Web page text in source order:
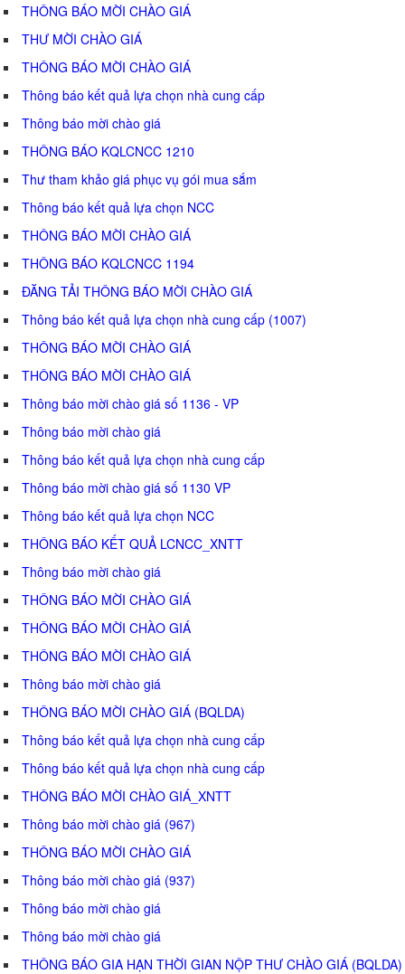
THÔNG BÁO MỜI CHÀO GIÁ
THƯ MỜI CHÀO GIÁ
THÔNG BÁO MỜI CHÀO GIÁ
Thông báo kết quả lựa chọn nhà cung cấp
Thông báo mời chào giá
THÔNG BÁO KQLCNCC 1210
Thư tham khảo giá phục vụ gói mua sắm
Thông báo kết quả lựa chọn NCC
THÔNG BÁO MỜI CHÀO GIÁ
THÔNG BÁO KQLCNCC 1194
ĐĂNG TẢI THÔNG BÁO MỜI CHÀO GIÁ
Thông báo kết quả lựa chọn nhà cung cấp (1007)
THÔNG BÁO MỜI CHÀO GIÁ
THÔNG BÁO MỜI CHÀO GIÁ
Thông báo mời chào giá số 1136 - VP
Thông báo mời chào giá
Thông báo kết quả lựa chọn nhà cung cấp
Thông báo mời chào giá số 1130 VP
Thông báo kết quả lựa chọn NCC
THÔNG BÁO KẾT QUẢ LCNCC_XNTT
Thông báo mời chào giá
THÔNG BÁO MỜI CHÀO GIÁ
THÔNG BÁO MỜI CHÀO GIÁ
THÔNG BÁO MỜI CHÀO GIÁ
Thông báo mời chào giá
THÔNG BÁO MỜI CHÀO GIÁ (BQLDA)
Thông báo kết quả lựa chọn nhà cung cấp
Thông báo kết quả lựa chọn nhà cung cấp
THÔNG BÁO MỜI CHÀO GIÁ_XNTT
Thông báo mời chào giá (967)
THÔNG BÁO MỜI CHÀO GIÁ
Thông báo mời chào giá (937)
Thông báo mời chào giá
Thông báo mời chào giá
THÔNG BÁO GIA HẠN THỜI GIAN NỘP THƯ CHÀO GIÁ (BQLDA)